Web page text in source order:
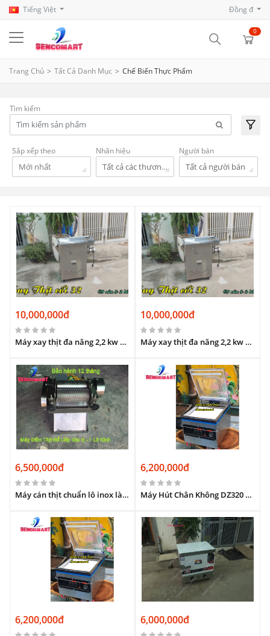
Tiếng Việt Đồng đ
0
Trang Chủ Tất Cả Danh Mục Chế Biến Thực Phẩm
Tìm kiếm
Sắp xếp theo
Mới nhất
Nhãn hiệu
Tất cả các thương hiệu
Người bán
Tất cả người bán
10,000,000đ
Máy xay thịt đa năng 2,2 kw cối đùn 400kg/h
10,000,000đ
Máy xay thịt đa năng 2,2 kw có bánh xe di chuyển
6,500,000đ
Máy cán thịt chuẩn lô inox làm vân gai, xuyên sâu từng thớ thịt
6,200,000đ
Máy Hút Chân Không DZ320 Loại 2 Thanh Hàn – Hút Kiệt, Hàn Túi Chắc
6,200,000đ 6,000,000đ